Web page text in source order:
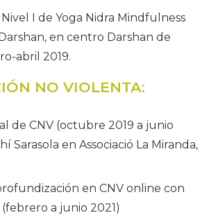
I de Yoga Nidra Mindfulness
en centro Darshan de
abril 2019.
NO VIOLENTA:
de CNV (octubre 2019 a junio
Sarasola en Associació La Miranda,
en CNV online con
a junio 2021)